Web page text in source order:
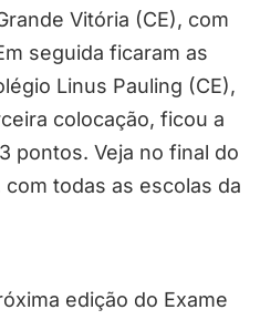
Vitória (CE), com
seguida ficaram as
Linus Pauling (CE),
colocação, ficou a
pontos. Veja no final do
todas as escolas da
edição do Exame